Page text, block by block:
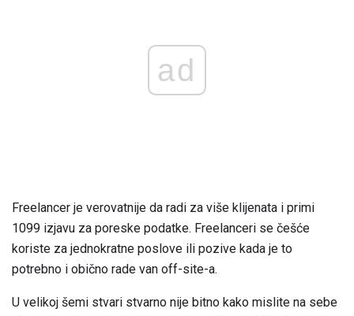
ad
Freelancer je verovatnije da radi za više klijenata i primi
1099 izjavu za poreske podatke. Freelanceri se češće
koriste za jednokratne poslove ili pozive kada je to
potrebno i obično rade van off-site-a.
U velikoj šemi stvari stvarno nije bitno kako mislite na sebe